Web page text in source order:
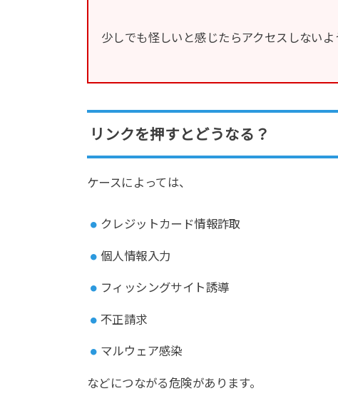
少しでも怪しいと感じたらアクセスしないよ
リンクを押すとどうなる？
ケースによっては、
クレジットカード情報詐取
個人情報入力
フィッシングサイト誘導
不正請求
マルウェア感染
などにつながる危険があります。